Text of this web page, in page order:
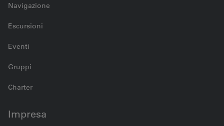
Navigazione
Escursioni
Eventi
Gruppi
Charter
Impresa